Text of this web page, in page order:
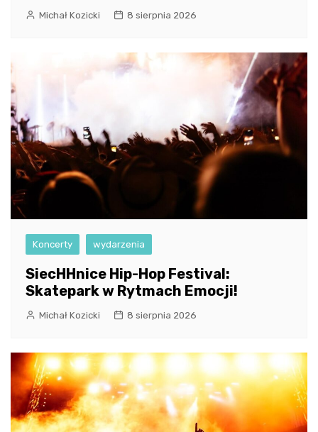
Michał Kozicki 8 sierpnia 2026
Koncerty wydarzenia
SiecHHnice Hip-Hop Festival:
Skatepark w Rytmach Emocji!
Michał Kozicki 8 sierpnia 2026